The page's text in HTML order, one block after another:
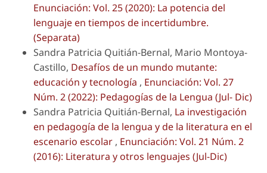
Enunciación: Vol. 25 (2020): La potencia del
lenguaje en tiempos de incertidumbre.
(Separata)
Sandra Patricia Quitián-Bernal, Mario Montoya-
Castillo, Desafíos de un mundo mutante:
educación y tecnología , Enunciación: Vol. 27
Núm. 2 (2022): Pedagogías de la Lengua (Jul- Dic)
Sandra Patricia Quitián-Bernal, La investigación
en pedagogía de la lengua y de la literatura en el
escenario escolar , Enunciación: Vol. 21 Núm. 2
(2016): Literatura y otros lenguajes (Jul-Dic)